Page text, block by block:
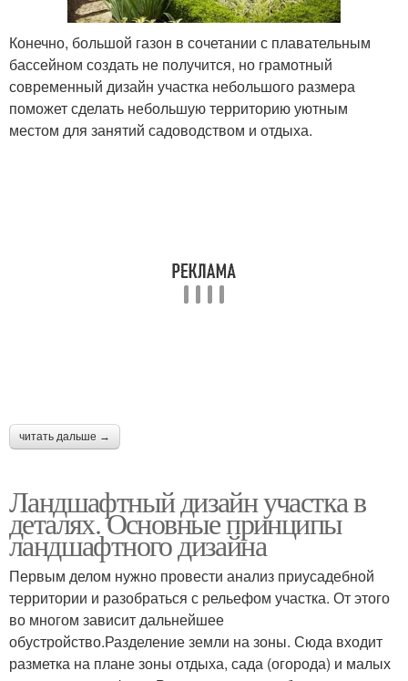
Конечно, большой газон в сочетании с плавательным
бассейном создать не получится, но грамотный
современный дизайн участка небольшого размера
поможет сделать небольшую территорию уютным
местом для занятий садоводством и отдыха.
читать дальше →
Ландшафтный дизайн участка в
деталях. Основные принципы
ландшафтного дизайна
Первым делом нужно провести анализ приусадебной
территории и разобраться с рельефом участка. От этого
во многом зависит дальнейшее
обустройство.Разделение земли на зоны. Сюда входит
разметка на плане зоны отдыха, сада (огорода) и малых